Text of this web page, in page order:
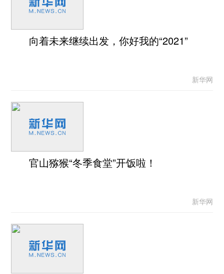
向着未来继续出发，你好我的“2021”
新华网
官山猕猴“冬季食堂”开饭啦！
新华网